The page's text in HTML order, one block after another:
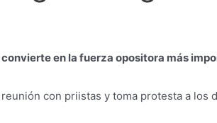
convierte en la fuerza opositora más
reunión con priistas y toma protesta a